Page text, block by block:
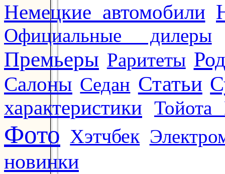
Немецкие автомобили
Официальные дилеры
Премьеры Раритеты
Салоны Седан Статьи
характеристики Тойота
Фото Хэтчбек
новинки